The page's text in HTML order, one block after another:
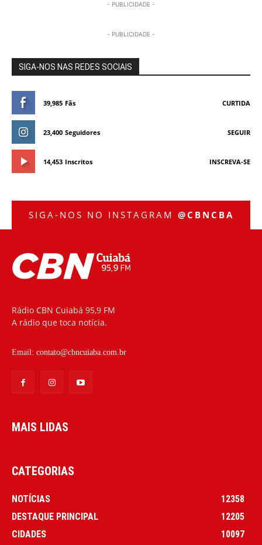
- PUBLICIDADE -
- PUBLICIDADE -
SIGA-NOS NAS REDES SOCIAIS
39,985 Fãs CURTIDA
23,400 Seguidores SEGUIR
14,453 Inscritos INSCREVA-SE
SIGA-NOS NO INSTAGRAM @CBNCBA
Rádio CBN Cuiabá 95,9 FM
A rádio que toca notícia.
Email: contato@cbncuiaba.com.br
MAIS LIDAS
CATEGORIAS
NOTÍCIAS
12358
DESTAQUE PRINCIPAL
12205
CIDADES
10097